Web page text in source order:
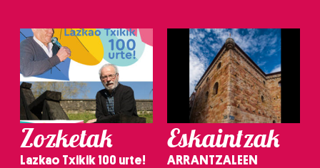
Zozketak
Lazkao Txikik 100 urte!
Eskaintzak
ARRANTZALEEN